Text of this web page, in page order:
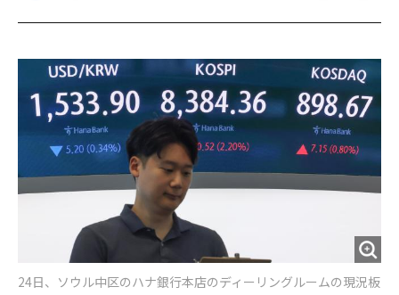
c
b
o
k
i
t
e
r
o
o
u
t
o
i
n
24日、ソウル中区のハナ銀行本店のディーリングルームの現況板